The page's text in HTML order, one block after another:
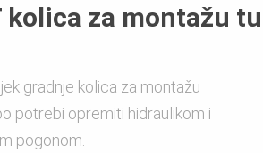
kolica za montažu
gradnje kolica za montažu
potrebi opremiti hidraulikom i
pogonom.